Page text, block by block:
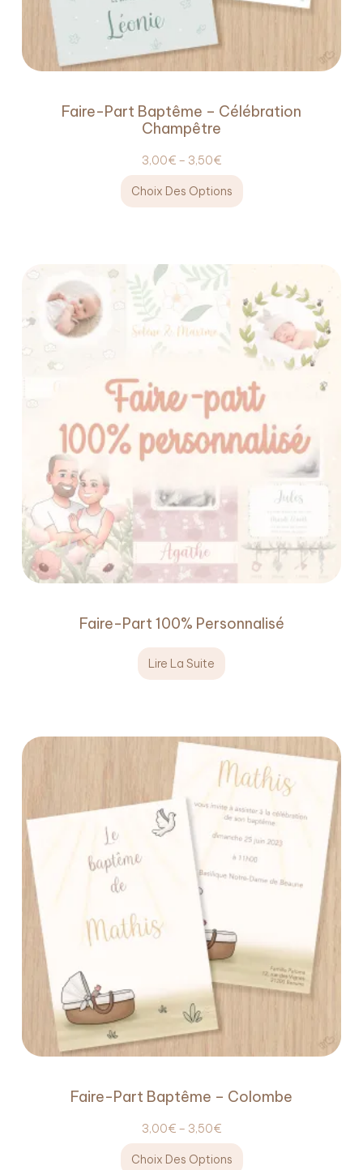
Faire-Part Baptême – Célébration
Champêtre
3,00€ – 3,50€
Choix Des Options
Faire-Part 100% Personnalisé
Lire La Suite
Faire-Part Baptême – Colombe
3,00€ – 3,50€
Choix Des Options